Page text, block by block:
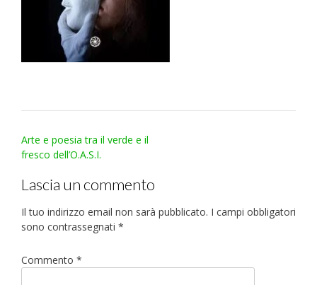
Post
navigation
Arte e poesia tra il verde e il
fresco dell’O.A.S.I.
Lascia un commento
Il tuo indirizzo email non sarà pubblicato. I campi obbligatori
sono contrassegnati *
Commento *